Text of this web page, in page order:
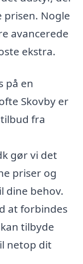
prisen. Nogle
avancerede
ekstra.
på en
Skovby er
fra
gør vi det
priser og
dine behov.
at forbindes
tilbyde
netop dit